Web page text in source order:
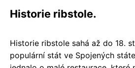
Historie ribstole.
Historie ribstole sahá až do 18.
populární stát ve Spojených